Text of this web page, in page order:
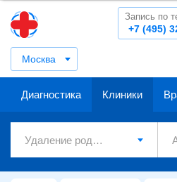
Москва
+7 (495)
Запись по
Диагностика Клиники